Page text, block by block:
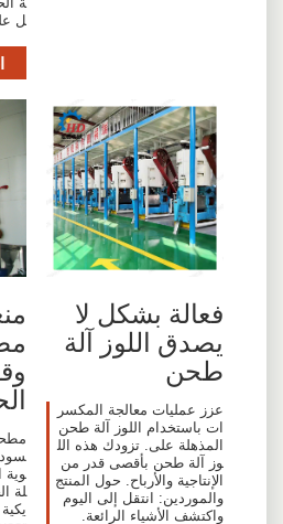
ل
فعالة بشكل لا
يصدق اللوز آلة
طحن
عزز عمليات معالجة المكسر
ات باستخدام اللوز آلة طحن
المذهلة على. تزودك هذه الل
وز آلة طحن بأقصى قدر من
الإنتاجية والأرباح. حول المنتج
والموردين: انتقل إلى اليوم
واكتشف الأشياء الرائعة.
وية
لة